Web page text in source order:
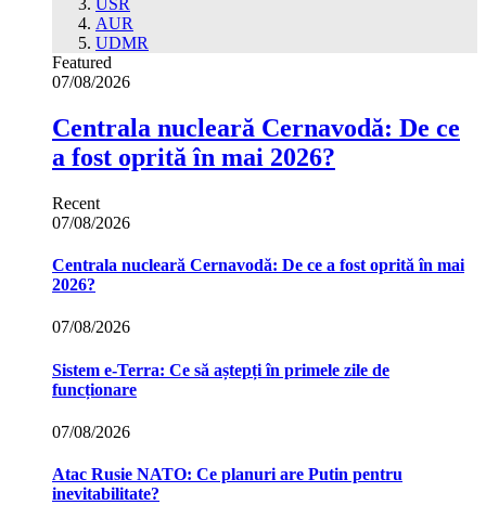
USR
AUR
UDMR
Featured
07/08/2026
Centrala nucleară Cernavodă: De ce
a fost oprită în mai 2026?
Recent
07/08/2026
Centrala nucleară Cernavodă: De ce a fost oprită în mai
2026?
07/08/2026
Sistem e-Terra: Ce să aștepți în primele zile de
funcționare
07/08/2026
Atac Rusie NATO: Ce planuri are Putin pentru
inevitabilitate?